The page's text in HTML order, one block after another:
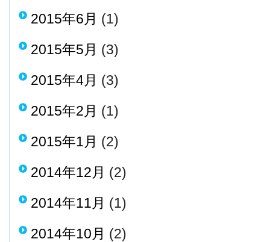
2015年6月 (1)
2015年5月 (3)
2015年4月 (3)
2015年2月 (1)
2015年1月 (2)
2014年12月 (2)
2014年11月 (1)
2014年10月 (2)